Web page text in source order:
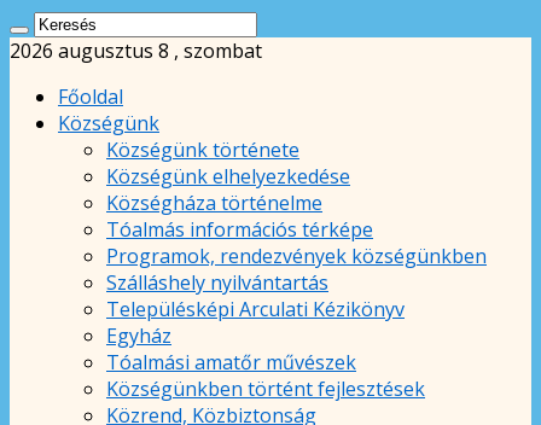
2026 augusztus 8 , szombat
Főoldal
Községünk
Községünk története
Községünk elhelyezkedése
Községháza történelme
Tóalmás információs térképe
Programok, rendezvények községünkben
Szálláshely nyilvántartás
Településképi Arculati Kézikönyv
Egyház
Tóalmási amatőr művészek
Községünkben történt fejlesztések
Közrend, Közbiztonság